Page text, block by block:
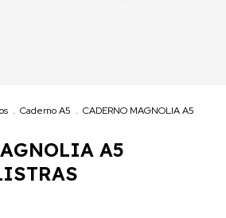
. Caderno A5 . CADERNO MAGNOLIA A5
A5